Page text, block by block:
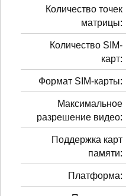
Количество точек
матрицы:
Количество SIM-
карт:
Формат SIM-карты:
Максимальное
разрешение видео:
Поддержка карт
памяти:
Платформа: